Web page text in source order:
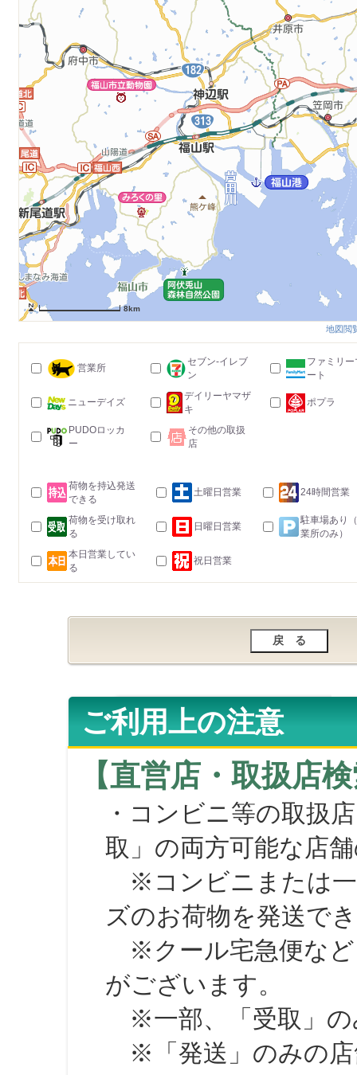
8km
地図閲
営業所
セブン-イレブ
ン
ファミリー
ート
ニューデイズ
デイリーヤマザ
キ
ポプラ
PUDOロッカ
ー
その他の取扱
店
荷物を持込発送
できる
土曜日営業 24時間営業
荷物を受け取れ
る
日曜日営業
駐車場あり
業所のみ）
本日営業してい
る
祝日営業
ご利用上の注意
【直営店・取扱店
・コンビニ等の取扱
取」の両方可能な店
※コンビニまたは一
ズのお荷物を発送で
※クール宅急便など
がございます。
※一部、「受取」の
※「発送」のみの店